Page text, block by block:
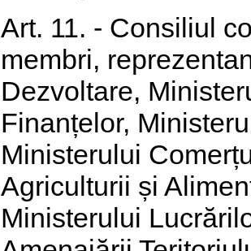
Art. 11. - Consiliul
membri,
Dezvoltare,
Finanțelor,
Ministerului
Agriculturii și
Ministerului